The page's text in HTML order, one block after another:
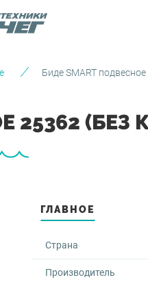
Биде SMART
25362
ГЛАВНОЕ
Страна
Производитель